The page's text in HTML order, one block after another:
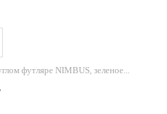
футляре NIMBUS, зеленое...